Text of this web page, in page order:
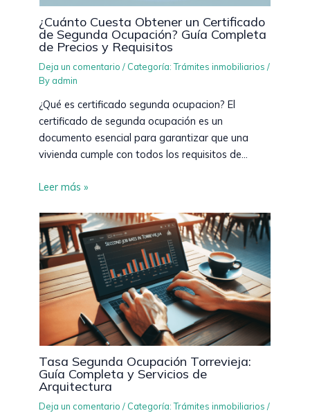
¿Cuánto Cuesta Obtener un Certificado
de Segunda Ocupación? Guía Completa
de Precios y Requisitos
Deja un comentario / Categoría: Trámites inmobiliarios /
By admin
¿Qué es certificado segunda ocupacion? El
certificado de segunda ocupación es un
documento esencial para garantizar que una
vivienda cumple con todos los requisitos de…
Leer más »
Tasa Segunda Ocupación Torrevieja:
Guía Completa y Servicios de
Arquitectura
Deja un comentario / Categoría: Trámites inmobiliarios /